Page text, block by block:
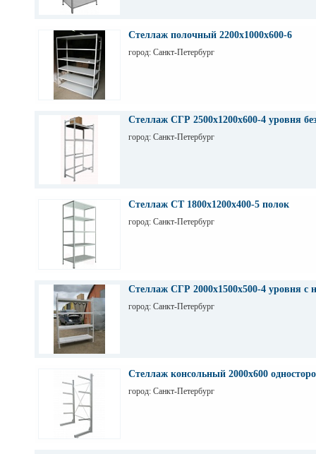
Стеллаж полочный 2200х1000х600-6
город: Санкт-Петербург
Стеллаж СГР 2500х1200х600-4 уровня
город: Санкт-Петербург
Стеллаж СТ 1800х1200х400-5 полок
город: Санкт-Петербург
Стеллаж СГР 2000х1500х500-4 уровня с
город: Санкт-Петербург
Стеллаж консольный 2000х600
город: Санкт-Петербург